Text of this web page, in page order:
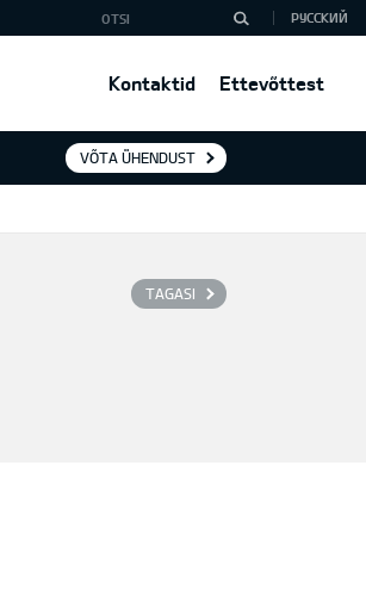
Kontaktid Ettevõttest
РУССКИЙ
VÕTA ÜHENDUST
TAGASI